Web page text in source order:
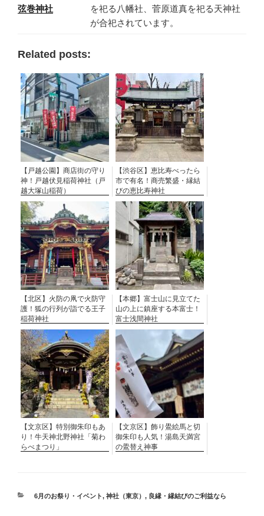
弦巻神社
を祀る八幡社、菅原道真を祀る天神社
が合祀されています。
Related posts:
【戸越公園】商店街の守り
神！戸越伏見稲荷神社（戸
越大塚山稲荷）
【渋谷区】恵比寿べったら
市で有名！商売繁盛・縁結
びの恵比寿神社
【北区】火防の凧で火防守
護！狐の行列が詣でる王子
稲荷神社
【本郷】富士山に見立てた
山の上に鎮座する本富士！
富士浅間神社
【文京区】特別御朱印もあ
り！牛天神北野神社「菊わ
らべまつり」
【文京区】飾り鷽絵馬と切
御朱印も人気！湯島天満宮
の鷽替え神事
カ
6月のお祭り・イベント, 神社（東京） , 良縁・縁結びのご利益なら